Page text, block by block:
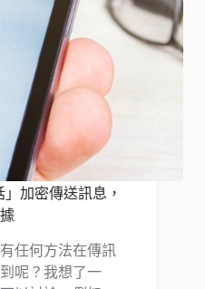
」加密傳送訊息，
任何方法在傳訊
呢？我想了一